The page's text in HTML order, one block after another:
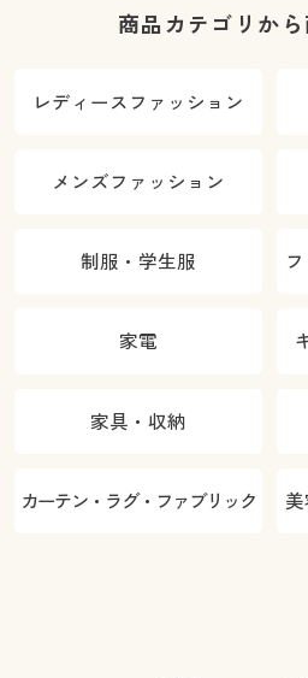
商品カテゴリか
レディースファッション
メンズファッション
制服・学生服
家電
家具・収納
カーテン・ラグ・ファブリック